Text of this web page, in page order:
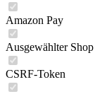
Amazon Pay
Ausgewählter Shop
CSRF-Token